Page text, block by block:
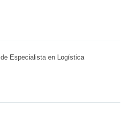
Especialista en Logística